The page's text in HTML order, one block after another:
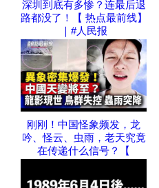
深圳到底有多惨？连最后退
路都没了！【 热点最前线】
｜#人民报
刚刚！中国怪象频发，龙
吟、怪云、虫雨，老天究竟
在传递什么信号？【